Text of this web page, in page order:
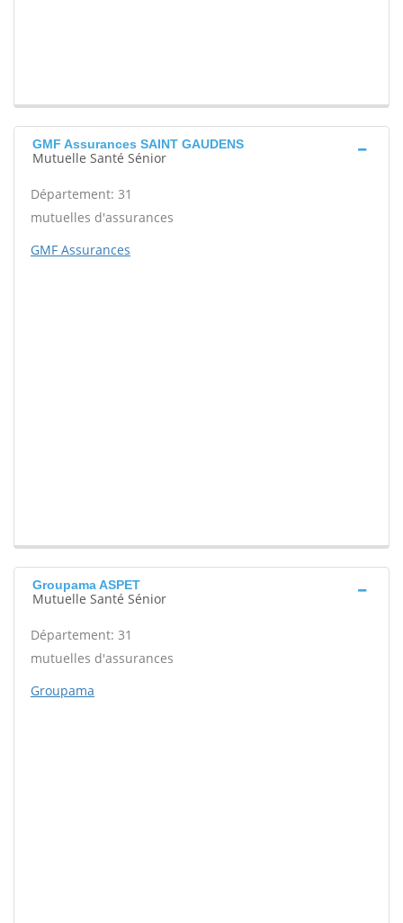
GMF Assurances SAINT GAUDENS
Mutuelle Santé Sénior
Département: 31
mutuelles d'assurances
GMF Assurances
Groupama ASPET
Mutuelle Santé Sénior
Département: 31
mutuelles d'assurances
Groupama